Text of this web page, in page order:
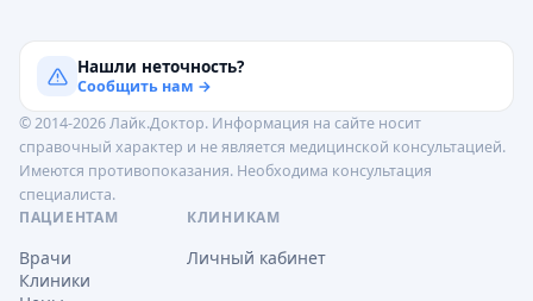
Нашли неточность?
Сообщить нам →
© 2014-2026 Лайк.Доктор. Информация на сайте носит
справочный характер и не является медицинской консультацией.
Имеются противопоказания. Необходима консультация
специалиста.
ПАЦИЕНТАМ
Врачи
Клиники
КЛИНИКАМ
Личный кабинет